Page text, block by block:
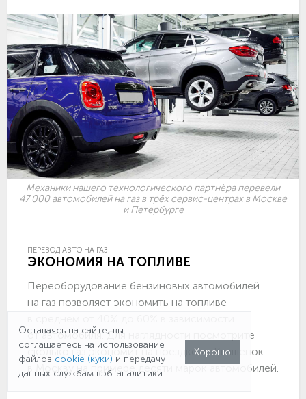
Механики нашего технологического партнёра перевели
47 000 автомобилей на газ в трёх сервис-центрах в Москве
и Петербурге
ПЕРЕВОД АВТО НА ГАЗ
ЭКОНОМИЯ НА ТОПЛИВЕ
Переоборудование бензиновых автомобилей
на газ позволяет экономить на топливе
от автомобиля. Для наглядности посмотрите
сколько газ экономит на поездке из Квашёнок
в Москву на примере десяти марок автомобилей.
Оставаясь на сайте, вы
соглашаетесь на использование
файлов cookie (куки) и передачу
данных службам вэб-аналитики
Хорошо